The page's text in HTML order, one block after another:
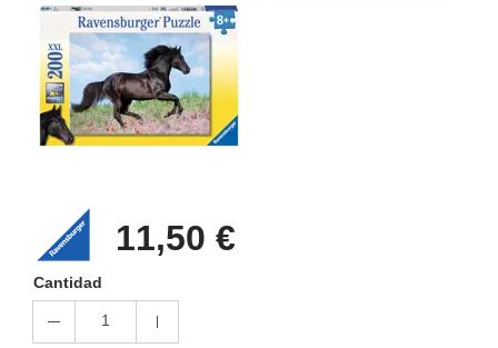
11,50 €
Cantidad
1